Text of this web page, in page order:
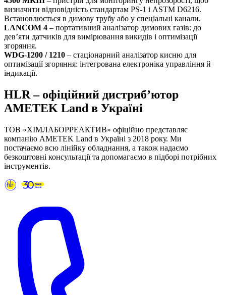
визначити відповідність стандартам PS-1 і ASTM D6216.
Встановлюється в димову трубу або у спеціальні канали.
LANCOM 4 – портативний аналізатор димових газів: до
дев’яти датчиків для вимірювання викидів і оптимізації
згоряння.
WDG-1200 / 1210 – стаціонарний аналізатор кисню для
оптимізації згоряння: інтегрована електроніка управління й
індикації.
HLR – офіційний дистриб’ютор
AMETEK Land в Україні
ТОВ «ХІМЛАБОРРЕАКТИВ» офіційно представляє
компанію AMETEK Land в Україні з 2018 року. Ми
постачаємо всю лінійку обладнання, а також надаємо
безкоштовні консультації та допомагаємо в підборі потрібних
інструментів.